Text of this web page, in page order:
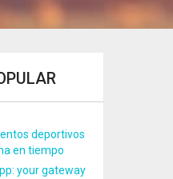
deportivos
en tiempo
your gateway